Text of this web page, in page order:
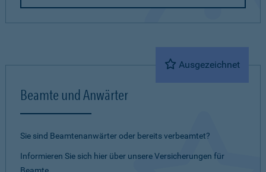
Ausgezeichnet
Beamte und Anwärter
Sie sind Beamtenanwärter oder bereits verbeamtet?
Informieren Sie sich hier über unsere Versicherungen für